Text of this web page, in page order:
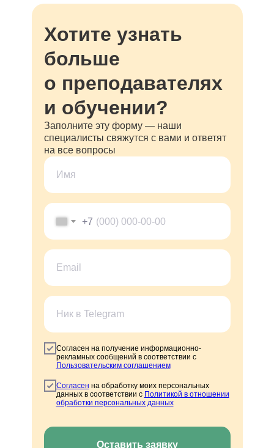
Хотите узнать
больше
о преподавателях
и обучении?
Заполните эту форму — наши
специалисты свяжутся с вами и ответят
на все вопросы
+7
Согласен на получение информационно-
рекламных сообщений в соответствии с
Пользовательским соглашением
Согласен на обработку моих персональных
данных в соответствии с Политикой в отношении
обработки персональных данных
Оставить заявку